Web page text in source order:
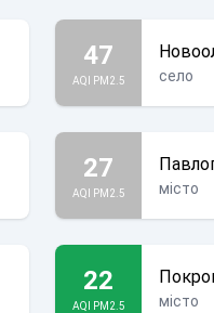
47
AQI PM2.5 село
27
AQI PM2.5 місто
22
AQI PM2.5 місто